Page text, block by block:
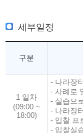
세부일정
구분
1 일차
(09:00 ~
18:00)
- 나라장
- 사례로
- 실습으
- 나라장
- 입찰 프
- 입찰실